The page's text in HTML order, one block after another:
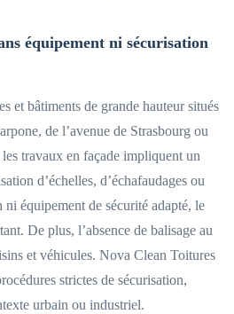
équipement ni sécurisation
et bâtiments de grande hauteur situés
de l’avenue de Strasbourg ou
travaux en façade impliquent un
d’échelles, d’échafaudages ou
équipement de sécurité adapté, le
De plus, l’absence de balisage au
et véhicules. Nova Clean Toitures
strictes de sécurisation,
urbain ou industriel.